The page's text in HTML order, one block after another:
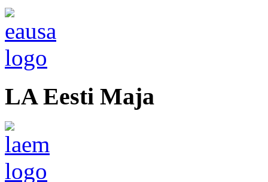
LA Eesti Maja